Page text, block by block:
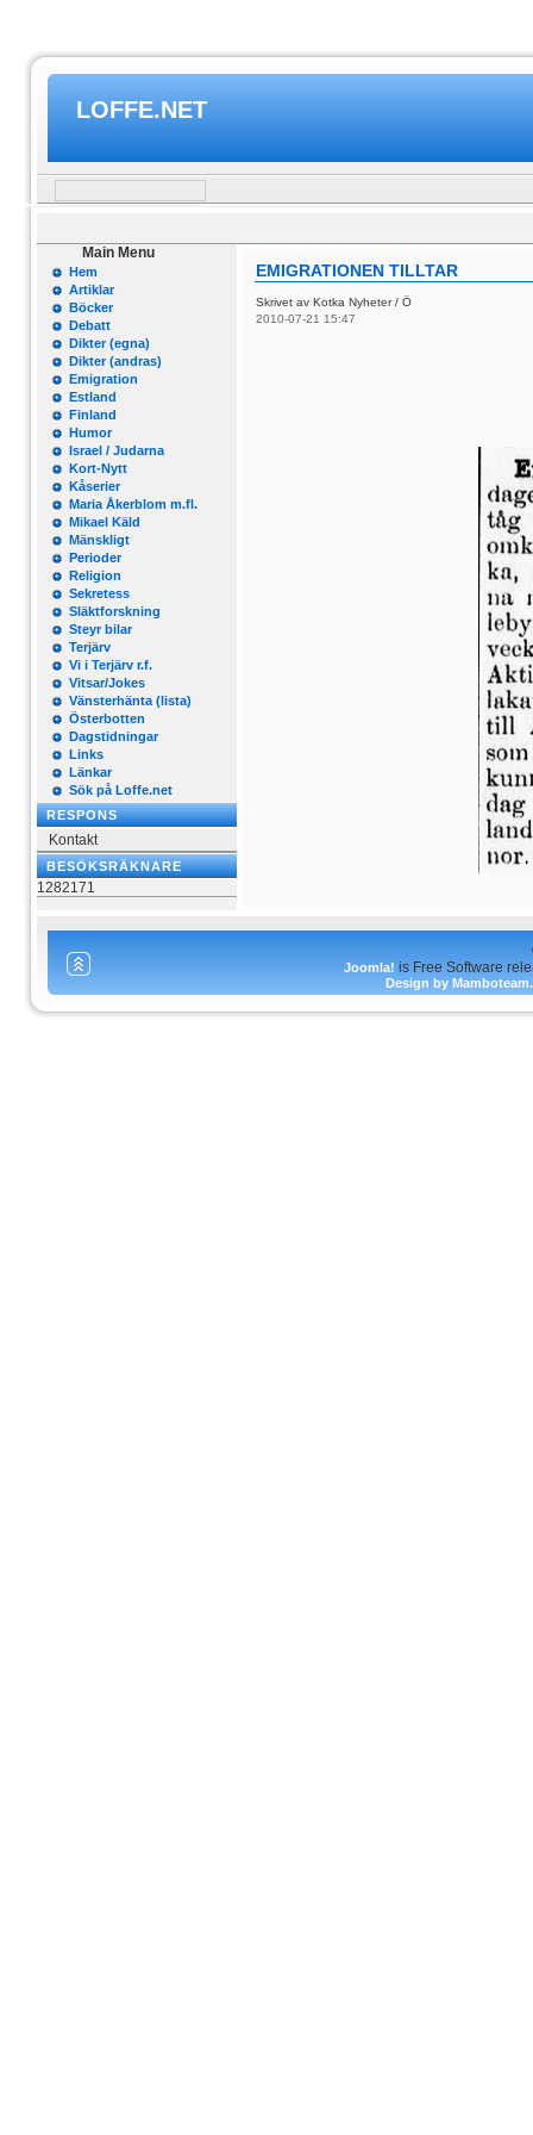
LOFFE.NET
Main Menu
Hem
Artiklar
Böcker
Debatt
Dikter (egna)
Dikter (andras)
Emigration
Estland
Finland
Humor
Israel / Judarna
Kort-Nytt
Kåserier
Maria Åkerblom m.fl.
Mikael Käld
Mänskligt
Perioder
Religion
Sekretess
Släktforskning
Steyr bilar
Terjärv
Vi i Terjärv r.f.
Vitsar/Jokes
Vänsterhänta (lista)
Österbotten
Dagstidningar
Links
Länkar
Sök på Loffe.net
RESPONS
Kontakt
BESÖKSRÄKNARE
1282171
EMIGRATIONEN TILLTAR
Skrivet av Kotka Nyheter / Ö
2010-07-21 15:47
Joomla! is Free Software
Design by